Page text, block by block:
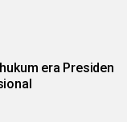
era Presiden